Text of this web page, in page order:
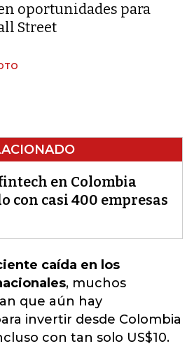
oportunidades para
Street
en Colombia
con casi 400 empresas
caída en los
, muchos
que aún hay
invertir desde Colombia
con tan solo US$10.